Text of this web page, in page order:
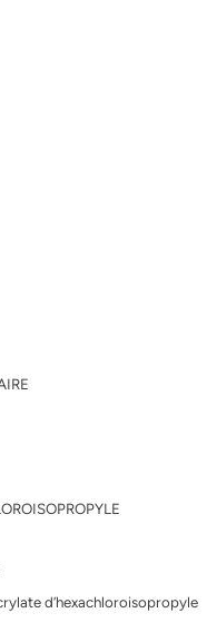
d’hexachloroisopropyle